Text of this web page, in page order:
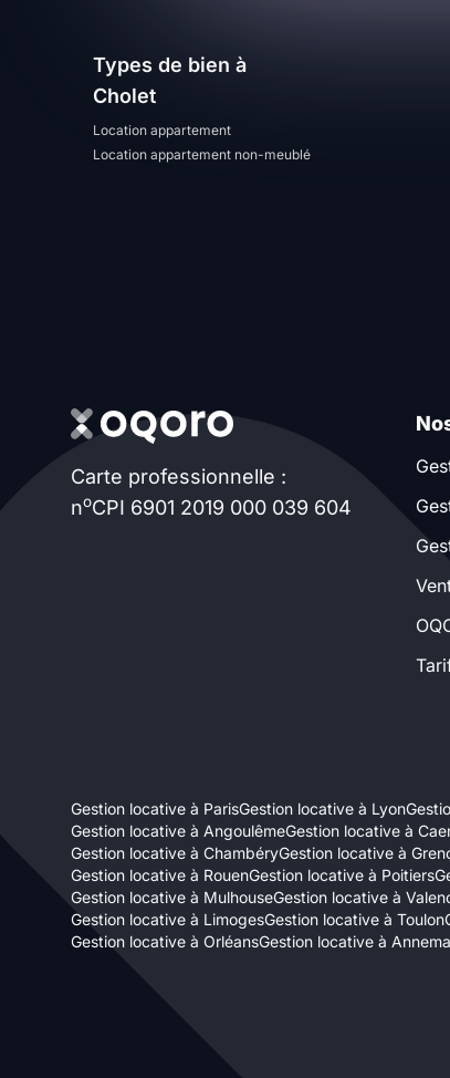
T11 T12
Nombre de chambres
disponibles
chambres
disponibles
Local à vélo
Disponible à partir du
Types de bien à
Cholet
Location appartement
Location appartement non-meublé
Carte professionnelle :
noCPI 6901 2019 000 039 604
Gestion locative à ParisGestion locative à Lyon
Gestion locative à AngoulêmeGestion locative à
Gestion locative à ChambéryGestion locative à
Gestion locative à RouenGestion locative à Poitiers
Gestion locative à MulhouseGestion locative à
Gestion locative à LimogesGestion locative à Toulon
Gestion locative à OrléansGestion locative à